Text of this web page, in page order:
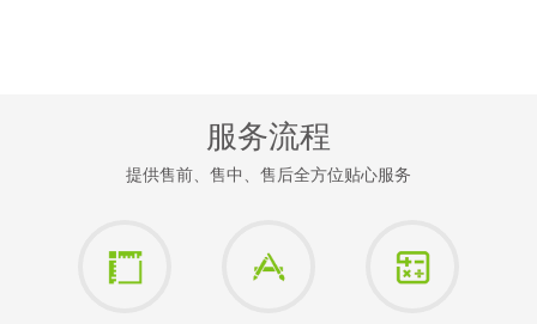
服务流程
提供售前、售中、售后全方位贴心服务